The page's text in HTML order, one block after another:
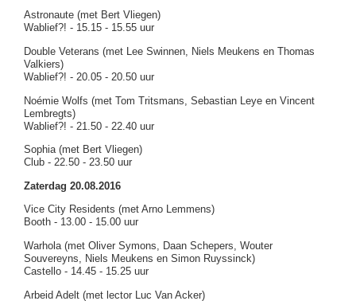
Astronaute (met Bert Vliegen)
Wablief?! - 15.15 - 15.55 uur
Double Veterans (met Lee Swinnen, Niels Meukens en Thomas
Valkiers)
Wablief?! - 20.05 - 20.50 uur
Noémie Wolfs (met Tom Tritsmans, Sebastian Leye en Vincent
Lembregts)
Wablief?! - 21.50 - 22.40 uur
Sophia (met Bert Vliegen)
Club - 22.50 - 23.50 uur
Zaterdag 20.08.2016
Vice City Residents (met Arno Lemmens)
Booth - 13.00 - 15.00 uur
Warhola (met Oliver Symons, Daan Schepers, Wouter
Souvereyns, Niels Meukens en Simon Ruyssinck)
Castello - 14.45 - 15.25 uur
Arbeid Adelt (met lector Luc Van Acker)